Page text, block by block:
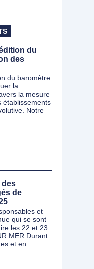
du
des
du baromètre
la
la mesure
établissements
Notre
des
de
et
qui se sont
les 22 et 23
MER Durant
et en